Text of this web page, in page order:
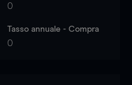
0
Tasso annuale - Compra
0